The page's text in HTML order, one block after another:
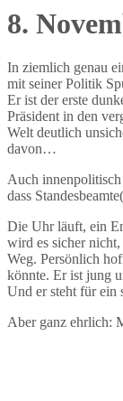
8.
In ziemlich genau
mit seiner Politik
Er ist der erste
Präsident in den
Welt deutlich
davon…
Auch innenpolitisch
dass
Die Uhr läuft, ein
wird es sicher
Weg. Persönlich
könnte. Er ist jung
Und er steht für ein
Aber ganz ehrlich: